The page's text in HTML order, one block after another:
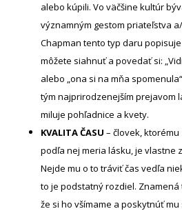
alebo kúpili. Vo väčšine kultúr
významným gestom priateľstva
Chapman tento typ daru
môžete siahnuť a povedať si:
alebo „ona si na mňa
tým najprirodzenejším prejavom
miluje pohľadnice a kvety.
KVALITA ČASU – človek,
podľa nej meria lásku, je vlastne
Nejde mu o to tráviť čas vedľa
to je podstatný rozdiel.
že si ho všímame a poskytnúť